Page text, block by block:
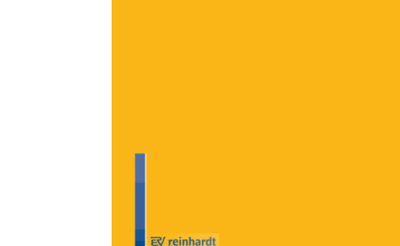
Johannes Münder